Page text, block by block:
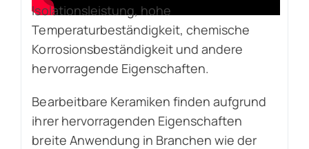
Isolationsleistung, hohe
Temperaturbeständigkeit, chemische
Korrosionsbeständigkeit und andere
hervorragende Eigenschaften.
Bearbeitbare Keramiken finden aufgrund
ihrer hervorragenden Eigenschaften
breite Anwendung in Branchen wie der